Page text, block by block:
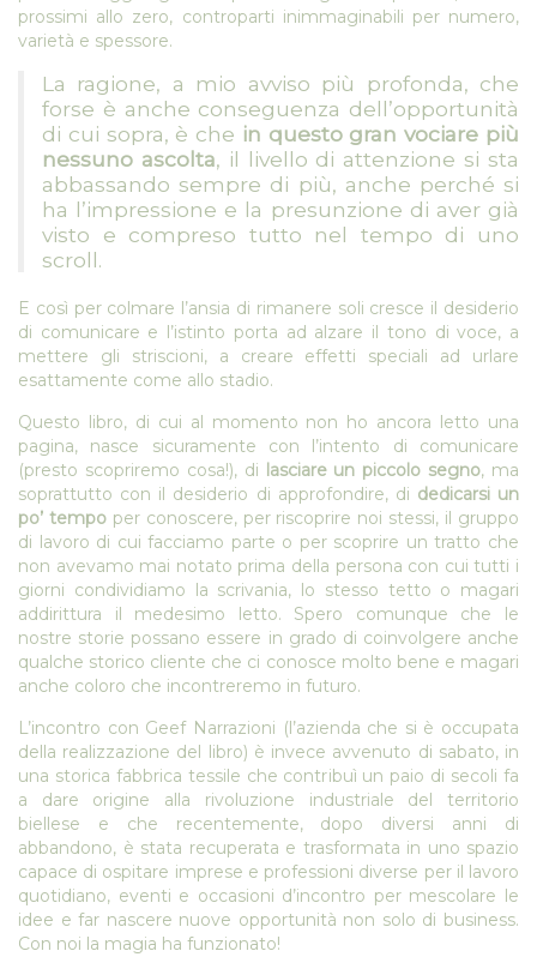
prossimi allo zero, controparti inimmaginabili per numero,
varietà e spessore.
La ragione, a mio avviso più profonda, che
forse è anche conseguenza dell’opportunità
di cui sopra, è che in questo gran vociare più
nessuno ascolta, il livello di attenzione si sta
abbassando sempre di più, anche perché si
ha l’impressione e la presunzione di aver già
visto e compreso tutto nel tempo di uno
scroll.
E così per colmare l’ansia di rimanere soli cresce il desiderio
di comunicare e l’istinto porta ad alzare il tono di voce, a
mettere gli striscioni, a creare effetti speciali ad urlare
esattamente come allo stadio.
Questo libro, di cui al momento non ho ancora letto una
pagina, nasce sicuramente con l’intento di comunicare
(presto scopriremo cosa!), di
lasciare un piccolo segno, ma
soprattutto con il desiderio di approfondire, di dedicarsi un
po’ tempoper conoscere, per riscoprire noi stessi, il gruppo
di lavoro di cui facciamo parte o per scoprire un tratto che
non avevamo mai notato prima della persona con cui tutti i
giorni condividiamo la scrivania, lo stesso tetto o magari
addirittura il medesimo letto. Spero comunque che le
nostre storie possano essere in grado di coinvolgere anche
qualche storico cliente che ci conosce molto bene e magari
anche coloro che incontreremo in futuro.
L’incontro con Geef Narrazioni (l’azienda che si è occupata
della realizzazione del libro) è invece avvenuto di sabato, in
una storica fabbrica tessile che contribuì un paio di secoli fa
a dare origine alla rivoluzione industriale del territorio
biellese e che recentemente, dopo diversi anni di
abbandono, è stata recuperata e trasformata in uno spazio
capace di ospitare imprese e professioni diverse per il lavoro
quotidiano, eventi e occasioni d’incontro per mescolare le
idee e far nascere nuove opportunità non solo di business.
Con noi la magia ha funzionato!